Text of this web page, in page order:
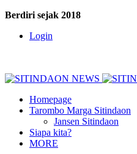
Berdiri sejak 2018
Login
Homepage
Tarombo Marga Sitindaon
Jansen Sitindaon
Siapa kita?
MORE